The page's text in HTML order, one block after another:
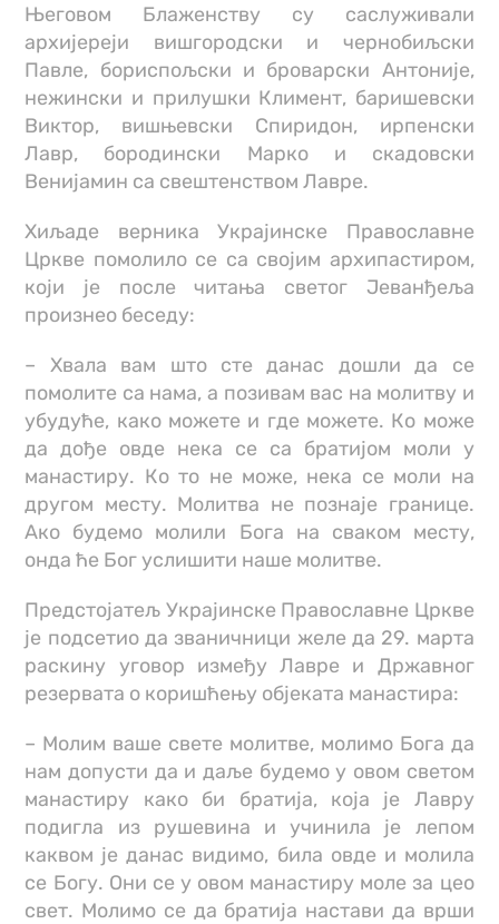
Његовом Блаженству су саслуживали
архијереји вишгородски и чернобиљски
Павле, бориспољски и броварски Антоније,
нежински и прилушки Климент, баришевски
Виктор, вишњевски Спиридон, ирпенски
Лавр, бородински Марко и скадовски
Венијамин са свештенством Лавре.
Хиљаде верника Украјинске Православне
Цркве помолило се са својим архипастиром,
који је после читања светог Јеванђеља
произнео беседу:
– Хвала вам што сте данас дошли да се
помолите са нама, а позивам вас на молитву и
убудуће, како можете и где можете. Ко може
да дође овде нека се са братијом моли у
манастиру. Ко то не може, нека се моли на
другом месту. Молитва не познаје границе.
Ако будемо молили Бога на сваком месту,
онда ће Бог услишити наше молитве.
Предстојатељ Украјинске Православне Цркве
је подсетио да званичници желе да 29. марта
раскину уговор између Лавре и Државног
резервата о коришћењу објеката манастира:
– Молим ваше свете молитве, молимо Бога да
нам допусти да и даље будемо у овом светом
манастиру како би братија, која је Лавру
подигла из рушевина и учинила је лепом
каквом је данас видимо, била овде и молила
се Богу. Они се у овом манастиру моле за цео
свет. Молимо се да братија настави да врши